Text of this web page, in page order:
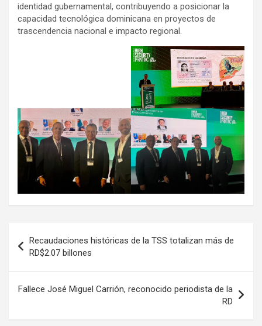
identidad gubernamental, contribuyendo a posicionar la
capacidad tecnológica dominicana en proyectos de
trascendencia nacional e impacto regional.
de
entradas
Recaudaciones históricas de la TSS totalizan más de
RD$2.07 billones
Fallece José Miguel Carrión, reconocido periodista de la
RD